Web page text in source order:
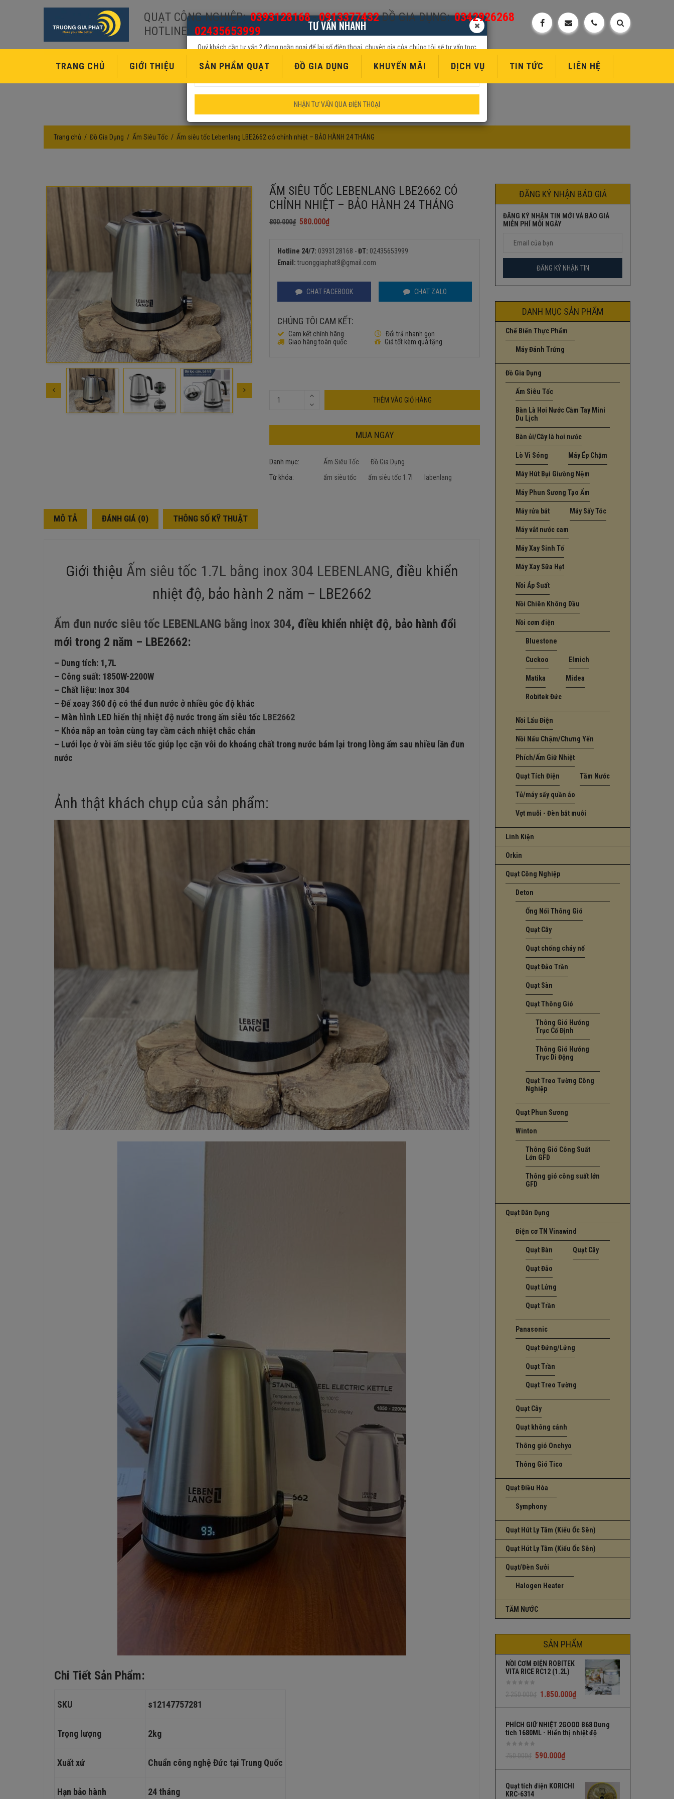
QUẠT CÔNG NGHIỆP: 0393128168-0913377432ĐỒ GIA DỤNG: 0342926268
HOTLINE: 02435653999
TRANG CHỦ GIỚI THIỆU SẢN PHẨM QUẠT ĐỒ GIA DỤNG KHUYẾN MÃI DỊCH VỤ TIN TỨC LIÊN HỆ
Trang chủ Đồ Gia Dụng Ấm Siêu Tốc Ấm siêu tốc Lebenlang LBE2662 có chỉnh nhiệt – BẢO HÀNH 24 THÁNG
ẤM SIÊU TỐC LEBENLANG LBE2662 CÓ
CHỈNH NHIỆT – BẢO HÀNH 24 THÁNG
800.000₫
800.000₫.
580.000₫
Hotline 24/7: 0393128168 -ĐT: 02435653999
Email: truonggiaphat8@gmail.com
CHAT FACEBOOK CHAT ZALO
CHÚNG TÔI CAM KẾT:
Cam kết chính hãng
Đổi trả nhanh gọn
Giao hàng toàn quốc
Giá tốt kèm quà tặng
THÊM VÀO GIỎ HÀNG
MUA NGAY
Danh mục: Ấm Siêu Tốc
Đồ Gia Dụng
Từ khóa:
ấm siêu tốc ấm siêu tốc 1.7l labenlang
MÔ TẢ ĐÁNH GIÁ (0) THÔNG SỐ KỸ THUẬT
Giới thiệu Ấm siêu tốc 1.7L bằng inox 304 LEBENLANG, điều khiển
nhiệt độ, bảo hành 2 năm – LBE2662
Ấm đun nước siêu tốc LEBENLANG bằng inox 304, điều khiển nhiệt độ, bảo hành đổi
mới trong 2 năm – LBE2662:
– Dung tích: 1,7L
– Công suất: 1850W-2200W
– Chất liệu: Inox 304
– Đế xoay 360 độ có thể đun nước ở nhiều góc độ khác
– Màn hình LED hiển thị nhiệt độ nước trong ấm siêu tốc LBE2662
– Khóa nắp an toàn cùng tay cầm cách nhiệt chắc chắn
– Lưới lọc ở vòi ấm siêu tốc giúp lọc cặn vôi do khoáng chất trong nước bám lại trong lòng ấm sau nhiều lần đun
nước
Ảnh thật khách chụp của sản phẩm:
Chi Tiết Sản Phẩm:
SKU s12147757281
Trọng lượng 2kg
Xuất xứ Chuẩn công nghệ Đức tại Trung Quốc
Hạn bảo hành 24 tháng
ĐĂNG KÝ NHẬN BÁO GIÁ
ĐĂNG KÝ NHẬN TIN MỚI VÀ BÁO GIÁ
MIỄN PHÍ MỖI NGÀY
DANH MỤC SẢN PHẨM
Chế Biến Thực Phẩm
Máy Đánh Trứng
Đồ Gia Dụng
Ấm Siêu Tốc
Bàn Là Hơi Nước Cầm Tay Mini
Du Lịch
Bàn ủi/Cây là hơi nước
Lò Vi Sóng Máy Ép Chậm
Máy Hút Bụi Giường Nệm
Máy Phun Sương Tạo Ẩm
Máy rửa bát Máy Sấy Tóc
Máy vắt nước cam
Máy Xay Sinh Tố
Máy Xay Sữa Hạt
Nồi Áp Suất
Nồi Chiên Không Dầu
Nồi cơm điện
Bluestone
Cuckoo Elmich
Matika Midea
Robitek Đức
Nồi Lẩu Điện
Nồi Nấu Chậm/Chưng Yến
Phích/Ấm Giữ Nhiệt
Quạt Tích Điện Tăm Nước
Tủ/máy sấy quần áo
Vợt muỗi - Đèn bắt muỗi
Linh Kiện
Orkin
Quạt Công Nghiệp
Deton
Ống Nối Thông Gió
Quạt Cây
Quạt chống cháy nổ
Quạt Đảo Trần
Quạt Sàn
Quạt Thông Gió
Thông Gió Hướng
Trục Cố Định
Thông Gió Hướng
Trục Di Động
Quạt Treo Tường Công
Nghiệp
Quạt Phun Sương
Winton
Thông Gió Công Suất
Lớn GFD
Thông gió công suất lớn
GFD
Quạt Dân Dụng
Điện cơ TN Vinawind
Quạt Bàn Quạt Cây
Quạt Đảo
Quạt Lửng
Quạt Trần
Panasonic
Quạt Đứng/Lửng
Quạt Trần
Quạt Treo Tường
Quạt Cây
Quạt không cánh
Thông gió Onchyo
Thông Gió Tico
Quạt Điều Hòa
Symphony
Quạt Hút Ly Tâm (Kiểu Ốc Sên)
Quạt Hút Ly Tâm (Kiểu Ốc Sên)
Quạt/Đèn Sưởi
Halogen Heater
TĂM NƯỚC
SẢN PHẨM
NỒI CƠM ĐIỆN ROBITEK
VITA RICE RC12 (1.2L)
2.250.000₫ 1.850.000₫
PHÍCH GIỮ NHIỆT 2GOOD B68 Dung
tích 1680ML - Hiển thị nhiệt độ
750.000₫ 590.000₫
Quạt tích điện KORICHI
KRC-6314
TƯ VẤN NHANH
Quý khách cần tư vấn ? đừng ngần ngại để lại số điện thoại, chuyên gia của chúng tôi sẽ tư vấn trực
tiếp cho quý khách
NHẬN TƯ VẤN QUA ĐIỆN THOẠI